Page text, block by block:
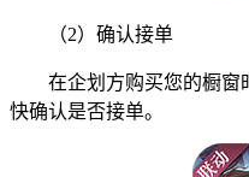
（2）确认接单
在企划方购买您的橱窗
快确认是否接单。